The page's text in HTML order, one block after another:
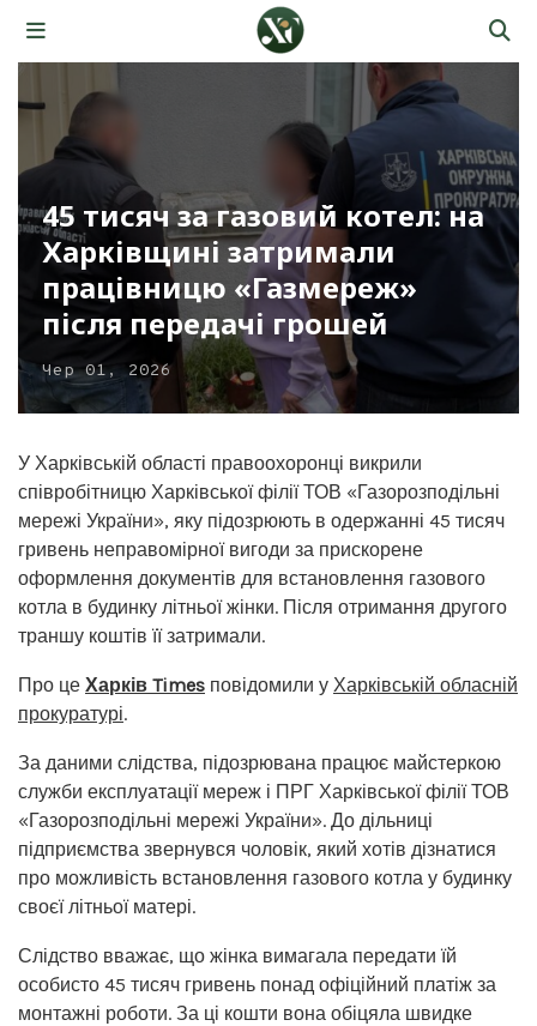
45 тисяч за газовий котел: на
Харківщині затримали
працівницю «Газмереж»
після передачі грошей
Чер 01, 2026
У Харківській області правоохоронці викрили
співробітницю Харківської філії ТОВ «Газорозподільні
мережі України», яку підозрюють в одержанні 45 тисяч
гривень неправомірної вигоди за прискорене
оформлення документів для встановлення газового
котла в будинку літньої жінки. Після отримання другого
траншу коштів її затримали.
Про це Харків Times повідомили у Харківській обласній
прокуратурі.
За даними слідства, підозрювана працює майстеркою
служби експлуатації мереж і ПРГ Харківської філії ТОВ
«Газорозподільні мережі України». До дільниці
підприємства звернувся чоловік, який хотів дізнатися
про можливість встановлення газового котла у будинку
своєї літньої матері.
Слідство вважає, що жінка вимагала передати їй
особисто 45 тисяч гривень понад офіційний платіж за
монтажні роботи. За ці кошти вона обіцяла швидке